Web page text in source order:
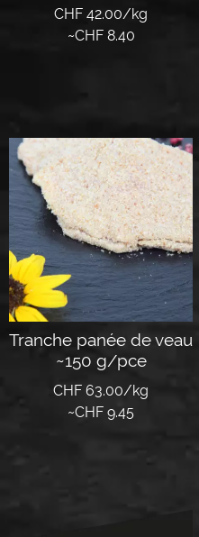
CHF 42.00/kg
~CHF8.40
Tranche panée de veau
~150 g/pce
CHF 63.00/kg
~CHF 9.45